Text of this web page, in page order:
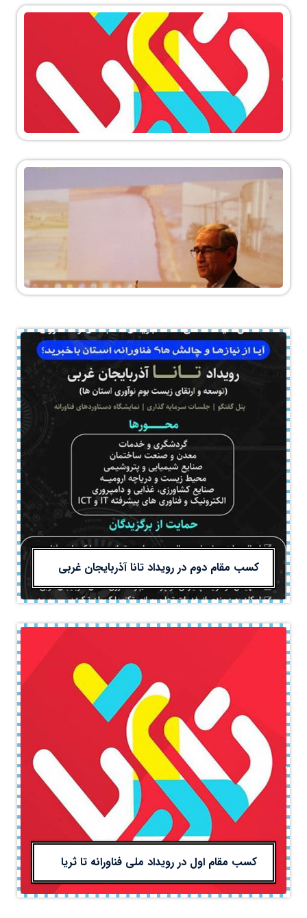
کسب مقام دوم در رویداد تانا آذربایجان غربی
کسب مقام اول در رویداد ملی فناورانه تا ثریا